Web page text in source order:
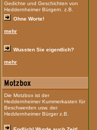
Gedichte und Geschichten von
Heddernheimer Bürgern. z.B.
Ohne Worte!
mehr
Wussten Sie eigentlich?
mehr
Die Motzbox ist der
Heddernheimer Kummerkasten für
Beschwerden usw. der
Heddernheimer Bürger z.B.